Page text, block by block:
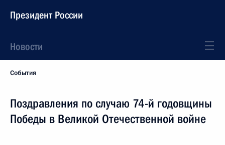
Президент России
Новости
События
Поздравления по случаю 74-й годовщины
Победы в Великой Отечественной войне